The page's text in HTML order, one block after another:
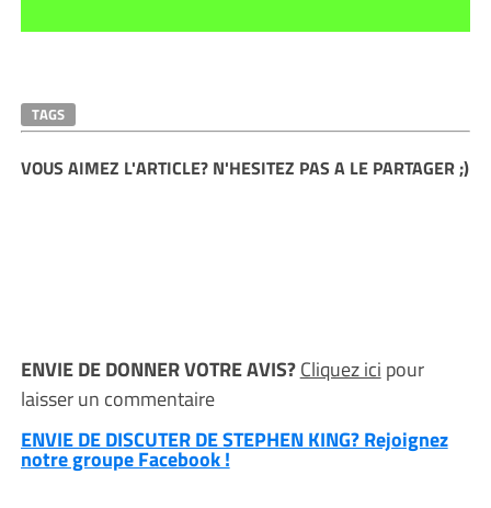
TAGS
VOUS AIMEZ L'ARTICLE? N'HESITEZ PAS A LE PARTAGER ;)
ENVIE DE DONNER VOTRE AVIS?Cliquez ici pour
laisser un commentaire
ENVIE DE DISCUTER DE STEPHEN KING? Rejoignez
notre groupe Facebook !